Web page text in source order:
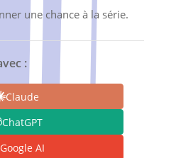
une chance à la série.
:
Claude
ChatGPT
Google AI